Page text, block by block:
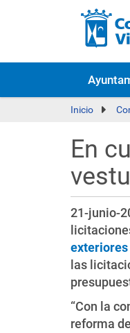
Inicio
En
21-junio-
exteriores
las
“Con la
reforma